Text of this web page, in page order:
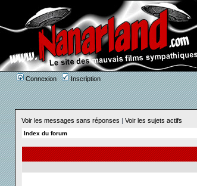
Connexion Inscription
Voir les messages sans réponses | Voir les sujets actifs
Index du forum